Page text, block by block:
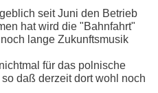
seit Juni den Betrieb
hat wird die "Bahnfahrt"
lange Zukunftsmusik
für das polnische
daß derzeit dort wohl noch